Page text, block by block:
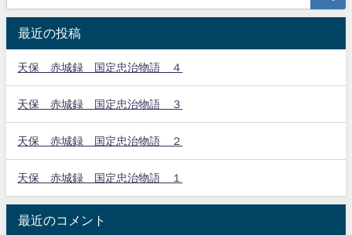
最近の投稿
天保 赤城録 国定忠治物語 ４
天保 赤城録 国定忠治物語 ３
天保 赤城録 国定忠治物語 ２
天保 赤城録 国定忠治物語 １
最近のコメント